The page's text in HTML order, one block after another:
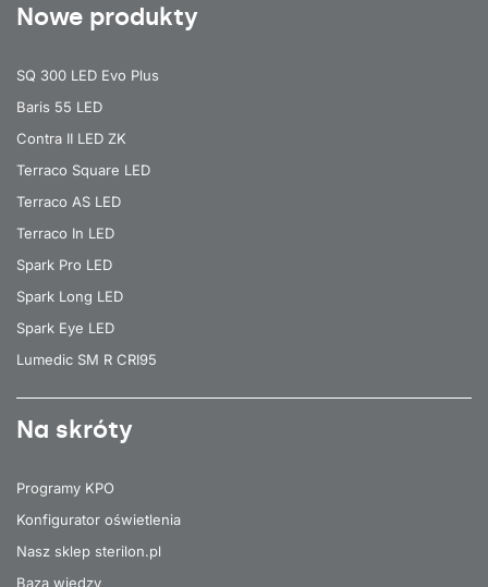
Nowe produkty
SQ 300 LED Evo Plus
Baris 55 LED
Contra II LED ZK
Terraco Square LED
Terraco AS LED
Terraco In LED
Spark Pro LED
Spark Long LED
Spark Eye LED
Lumedic SM R CRI95
Na skróty
Programy KPO
Konfigurator oświetlenia
Nasz sklep sterilon.pl
Baza wiedzy